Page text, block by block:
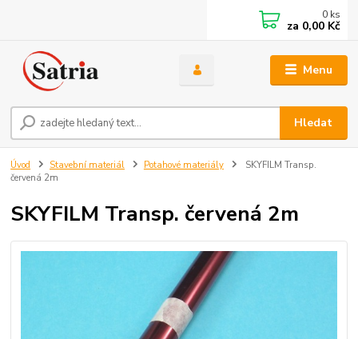
Menu
Hledat
0 ks
za 0,00 Kč
Úvod Stavební materiál Potahové materiály
SKYFILM Transp.
červená 2m
SKYFILM Transp. červená 2m